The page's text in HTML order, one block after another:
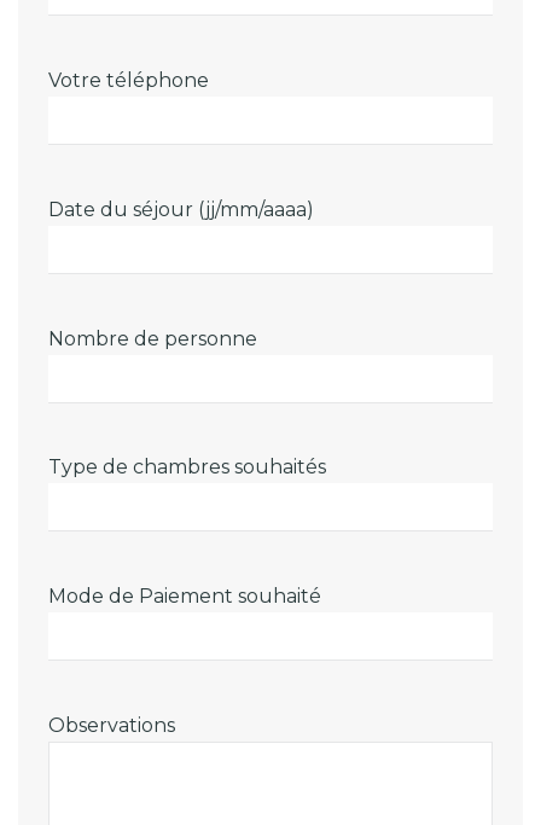
Votre téléphone
Date du séjour (jj/mm/aaaa)
Nombre de personne
Type de chambres souhaités
Mode de Paiement souhaité
Observations